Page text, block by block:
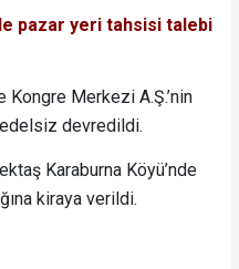
pazar yeri tahsisi talebi
Kongre Merkezi A.Ş.’nin
devredildi.
Karaburna Köyü’nde
kiraya verildi.